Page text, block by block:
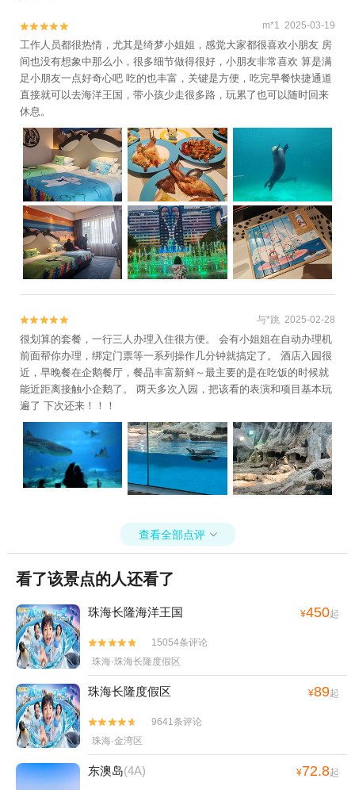

 m*1 2025-03-19
工作人员都很热情，尤其是绮梦小姐姐，感觉大家都很喜欢小朋友 房
间也没有想象中那么小，很多细节做得很好，小朋友非常喜欢 算是满
足小朋友一点好奇心吧 吃的也丰富，关键是方便，吃完早餐快捷通道
直接就可以去海洋王国，带小孩少走很多路，玩累了也可以随时回来
休息。

 与*跳 2025-02-28
很划算的套餐，一行三人办理入住很方便。 会有小姐姐在自动办理机
前面帮你办理，绑定门票等一系列操作几分钟就搞定了。 酒店入园很
近，早晚餐在企鹅餐厅，餐品丰富新鲜～最主要的是在吃饭的时候就
能近距离接触小企鹅了。 两天多次入园，把该看的表演和项目基本玩
遍了 下次还来！！！
查看全部点评 
看了该景点的人还看了
珠海长隆海洋王国 ¥450起


15054条评论
珠海·珠海长隆度假区
珠海长隆度假区 ¥89起


9641条评论
珠海·金湾区
东澳岛(4A) ¥72.8起